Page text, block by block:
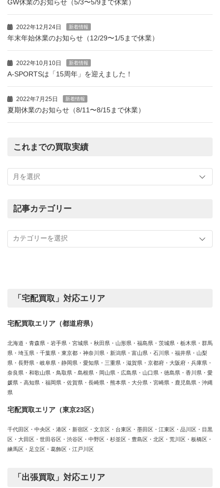
GW休業のお知らせ（5/3〜5/9まで休業）
2022年12月24日 新着情報
年末年始休業のお知らせ（12/29〜1/5まで休業）
2022年10月10日 新着情報
A-SPORTSは「15周年」を迎えました！
2022年7月25日 新着情報
夏期休業のお知らせ（8/11〜8/15まで休業）
これまでの買取実績
ま
の
績
記事カテゴリー
カ
「宅配買取」対応エリア
宅配買取エリア（都道府県）
北海道・青森県・岩手県・宮城県・秋田県・山形県・福島県・茨城県・栃木県・群馬
県・埼玉県・千葉県・東京都・神奈川県・新潟県・富山県・石川県・福井県・山梨
県・長野県・岐阜県・静岡県・愛知県・三重県・滋賀県・京都府・大阪府・兵庫県・
奈良県・和歌山県・鳥取県・島根県・岡山県・広島県・山口県・徳島県・香川県・愛
媛県・高知県・福岡県・佐賀県・長崎県・熊本県・大分県・宮崎県・鹿児島県・沖縄
県
宅配買取エリア（東京23区）
千代田区・中央区・港区・新宿区・文京区・台東区・墨田区・江東区・品川区・目黒
区・大田区・世田谷区・渋谷区・中野区・杉並区・豊島区・北区・荒川区・板橋区・
練馬区・足立区・葛飾区・江戸川区
「出張買取」対応エリア